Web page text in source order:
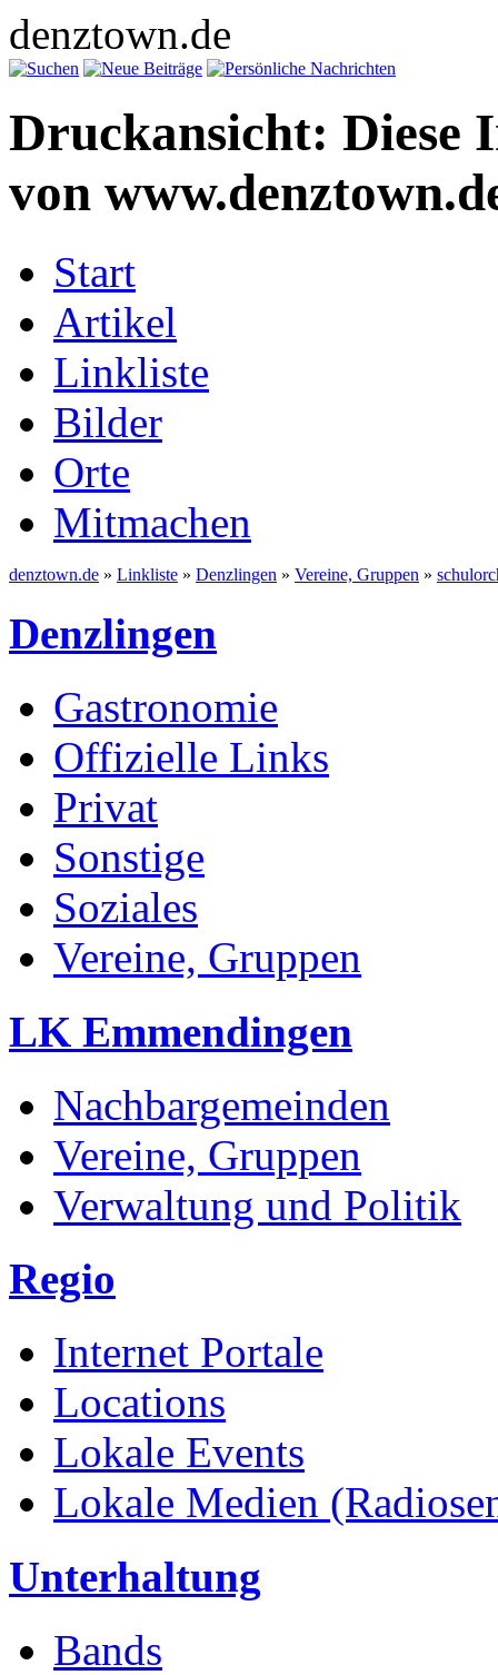
denztown.de
Druckansicht: Diese
von
Start
Artikel
Linkliste
Bilder
Orte
Mitmachen
denztown.de » Linkliste » Denzlingen » Vereine, Gruppen »
Denzlingen
Gastronomie
Offizielle Links
Privat
Sonstige
Soziales
Vereine, Gruppen
LK Emmendingen
Nachbargemeinden
Vereine, Gruppen
Verwaltung und Politik
Regio
Internet Portale
Locations
Lokale Events
Lokale Medien
Unterhaltung
Bands